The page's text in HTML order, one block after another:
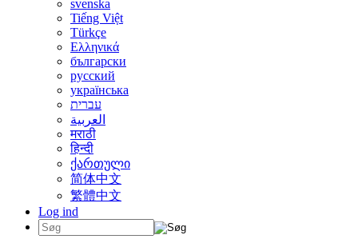
svenska
Tiếng Việt
Türkçe
Ελληνικά
български
русский
українська
עברית
العربية
मराठी
हिन्दी
ქართული
简体中文
繁體中文
Log ind